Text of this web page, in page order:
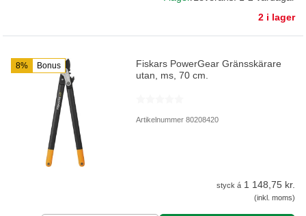
2 i lager
8% Bonus
Fiskars PowerGear Gränsskärare
utan, ms, 70 cm.
Artikelnummer 80208420
styck á 1 148,75 kr.
(inkl. moms)